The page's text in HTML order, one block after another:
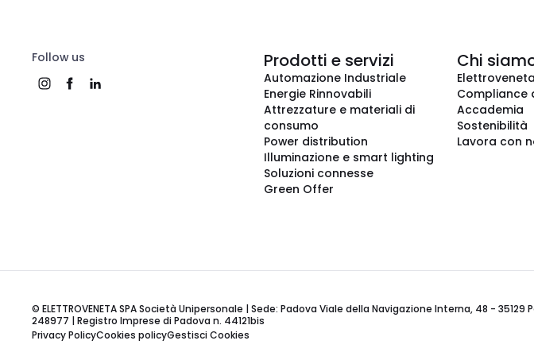
Follow us Prodotti e servizi
Automazione Industriale
Energie Rinnovabili
Attrezzature e materiali di
consumo
Power distribution
Illuminazione e smart lighting
Soluzioni connesse
Green Offer
Chi
Elettroveneta
Compliance
Accademia
Sostenibilità
Lavora con
© ELETTROVENETA SPA Società Unipersonale | Sede: Padova Viale della Navigazione Interna, 48 -
248977 | Registro Imprese di Padova n. 44121bis
Privacy PolicyCookies policyGestisci Cookies